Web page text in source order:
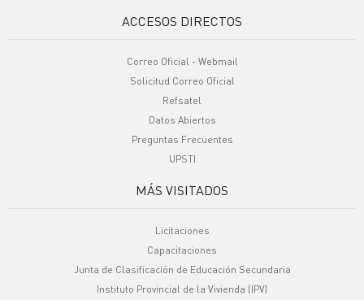
ACCESOS DIRECTOS
Correo Oficial - Webmail
Solicitud Correo Oficial
Refsatel
Datos Abiertos
Preguntas Frecuentes
UPSTI
MÁS VISITADOS
Licitaciones
Capacitaciones
Junta de Clasificación de Educación Secundaria
Instituto Provincial de la Vivienda (IPV)